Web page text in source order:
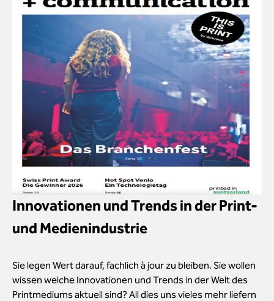
Innovationen und Trends in der Print-
und Medienindustrie
Sie legen Wert darauf, fachlich à jour zu bleiben. Sie wollen
wissen welche Innovationen und Trends in der Welt des
Printmediums aktuell sind? All dies uns vieles mehr liefern